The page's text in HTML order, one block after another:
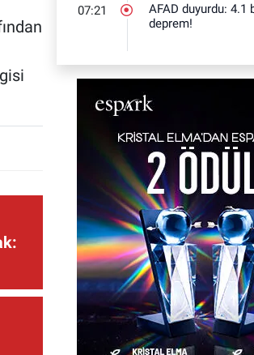
07:21
AFAD duyurdu: 4.1
deprem!